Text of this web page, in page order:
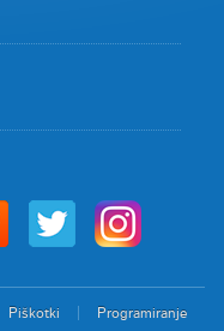
Piškotki Programiranje